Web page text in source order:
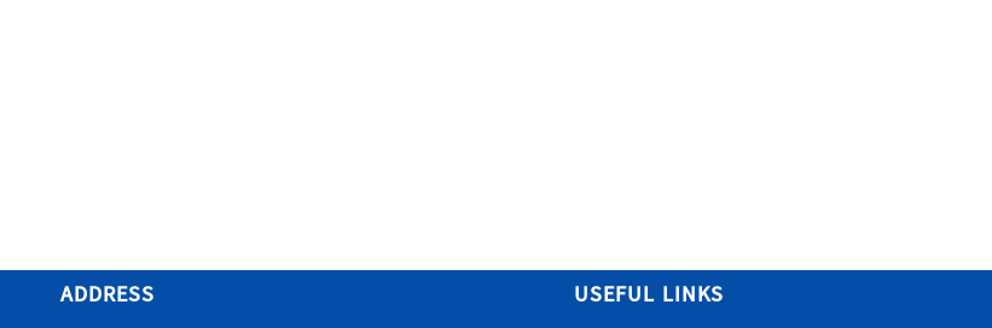
ADDRESS USEFUL LINKS